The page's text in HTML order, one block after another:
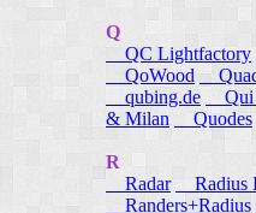
Q
QC Lightfactory
QoWood
qubing.de
Qui
& Milan
Quodes
R
Radar
Radius
Randers+Radius